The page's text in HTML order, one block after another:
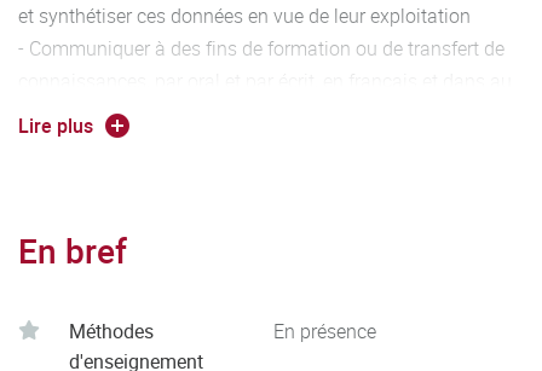
et synthétiser ces données en vue de leur exploitation
- Communiquer à des fins de formation ou de transfert de
moins une langue étrangère
Lire plus
En bref
Méthodes
d'enseignement
En présence